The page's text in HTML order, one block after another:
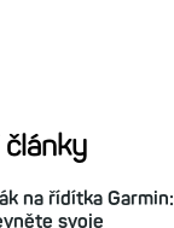
na řídítka Garmin:
svoje